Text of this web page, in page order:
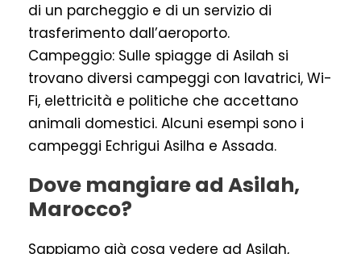
di un parcheggio e di un servizio di
trasferimento dall’aeroporto.
Campeggio: Sulle spiagge di Asilah si
trovano diversi campeggi con lavatrici, Wi-
Fi, elettricità e politiche che accettano
animali domestici. Alcuni esempi sono i
campeggi Echrigui Asilha e Assada.
Dove mangiare ad Asilah,
Marocco?
Sappiamo già cosa vedere ad Asilah,